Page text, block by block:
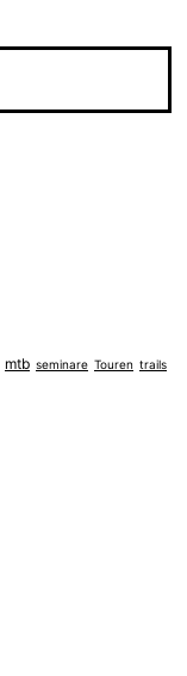
mtb seminare Touren trails